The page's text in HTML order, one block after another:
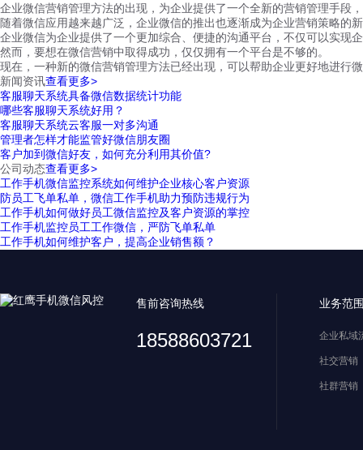
企业微信营销管理方法的出现，为企业提供了一个全新的营销管理手段
随着微信应用越来越广泛，企业微信的推出也逐渐成为企业营销策略的
企业微信为企业提供了一个更加综合、便捷的沟通平台，不仅可以实现
然而，要想在微信营销中取得成功，仅仅拥有一个平台是不够的。
现在，一种新的微信营销管理方法已经出现，可以帮助企业更好地进行
新闻资讯查看更多>
客服聊天系统具备微信数据统计功能
哪些客服聊天系统好用？
客服聊天系统云客服一对多沟通
管理者怎样才能监管好微信朋友圈
客户加到微信好友，如何充分利用其价值?
公司动态查看更多>
工作手机微信监控系统如何维护企业核心客户资源
防员工飞单私单，微信工作手机助力预防违规行为
工作手机如何做好员工微信监控及客户资源的掌控
工作手机监控员工工作微信，严防飞单私单
工作手机如何维护客户，提高企业销售额？
售前咨询热线
18588603721
业务范
企业私域
社交营销
社群营销